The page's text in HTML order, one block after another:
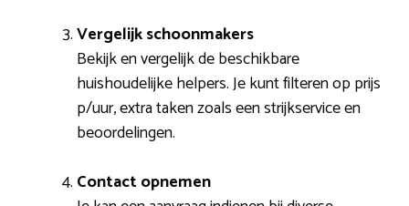
Vergelijk schoonmakers
Bekijk en vergelijk de beschikbare
huishoudelijke helpers. Je kunt filteren op prijs
p/uur, extra taken zoals een strijkservice en
beoordelingen.
Contact opnemen